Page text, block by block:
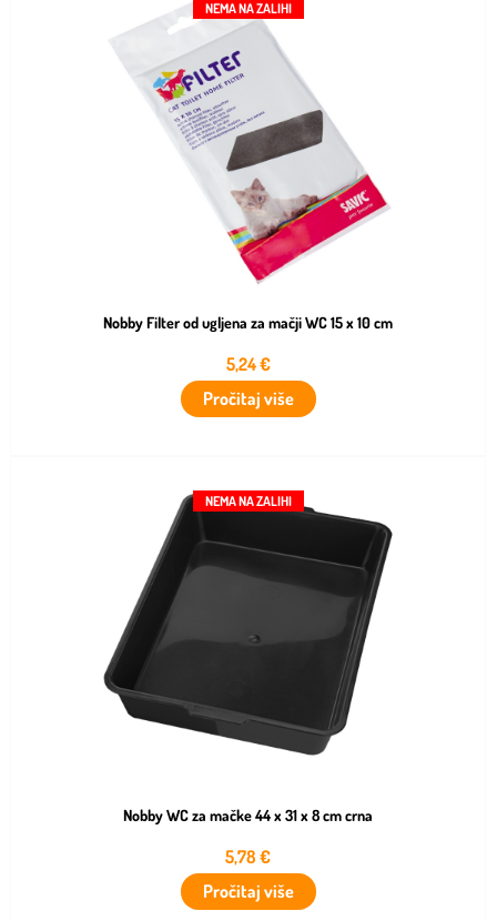
NEMA NA ZALIHI
Nobby Filter od ugljena za mačji WC 15 x 10 cm
5,24€
Pročitaj više
NEMA NA ZALIHI
Nobby WC za mačke 44 x 31 x 8 cm crna
5,78 €
Pročitaj više